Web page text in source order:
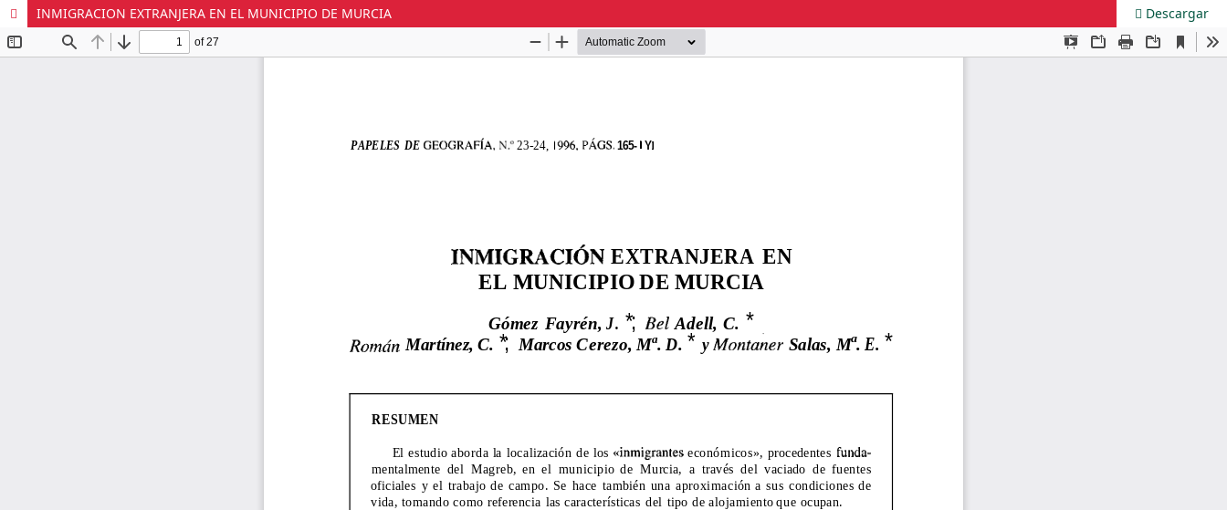
INMIGRACION EXTRANJERA EN EL MUNICIPIO DE MURCIA Descargar